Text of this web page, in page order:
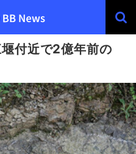
付近で2億年前の